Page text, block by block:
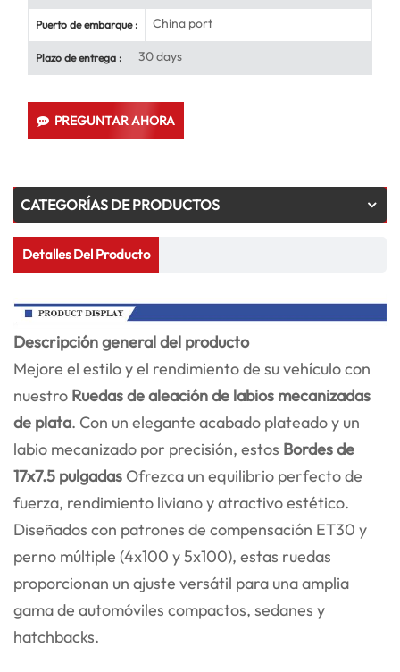
Puerto de embarque : China port
Plazo de entrega : 30 days
PREGUNTAR AHORA
CATEGORÍAS DE PRODUCTOS
Detalles Del Producto
Descripción general del producto
Mejore el estilo y el rendimiento de su vehículo con
nuestro Ruedas de aleación de labios mecanizadas
de plata. Con un elegante acabado plateado y un
labio mecanizado por precisión, estos Bordes de
17x7.5 pulgadas Ofrezca un equilibrio perfecto de
fuerza, rendimiento liviano y atractivo estético.
Diseñados con patrones de compensación ET30 y
perno múltiple (4x100 y 5x100), estas ruedas
proporcionan un ajuste versátil para una amplia
gama de automóviles compactos, sedanes y
hatchbacks.